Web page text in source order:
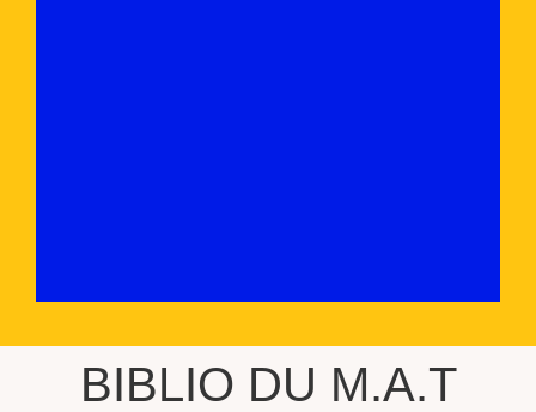
BIBLIO DU M.A.T